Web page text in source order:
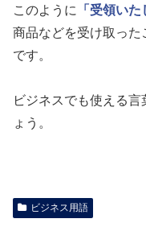
このように 「受領いた
商品などを受け取っ
です。
ビジネスでも使える
ょう。
ビジネス用語